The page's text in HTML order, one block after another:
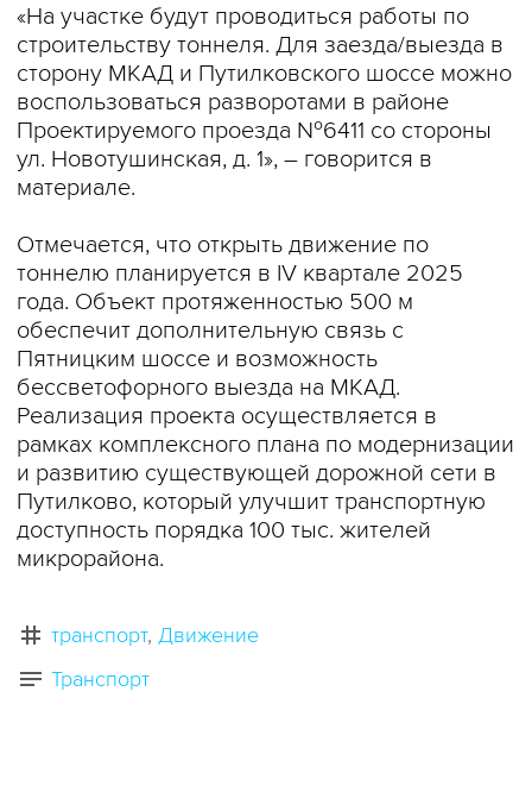
«На участке будут проводиться работы по
строительству тоннеля. Для заезда/выезда в
сторону МКАД и Путилковского шоссе можно
воспользоваться разворотами в районе
Проектируемого проезда №6411 со стороны
ул. Новотушинская, д. 1», – говорится в
материале.
Отмечается, что открыть движение по
тоннелю планируется в IV квартале 2025
года. Объект протяженностью 500 м
обеспечит дополнительную связь с
Пятницким шоссе и возможность
бессветофорного выезда на МКАД.
Реализация проекта осуществляется в
рамках комплексного плана по модернизации
и развитию существующей дорожной сети в
Путилково, который улучшит транспортную
доступность порядка 100 тыс. жителей
микрорайона.
транспорт Движение
Транспорт